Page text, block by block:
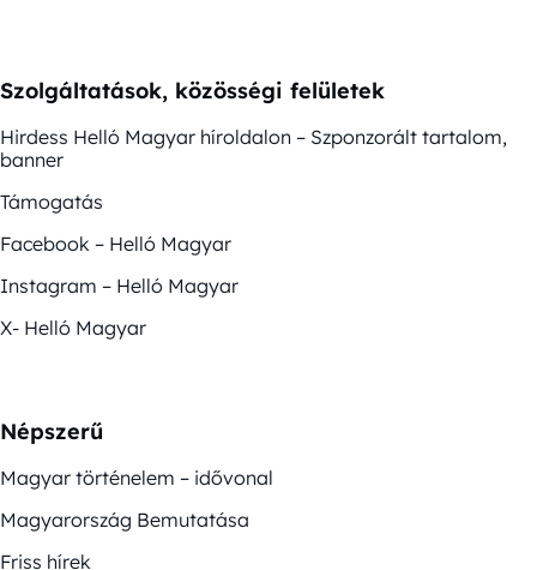
Szolgáltatások, közösségi felületek
Hirdess Helló Magyar híroldalon – Szponzorált tartalom,
banner
Támogatás
Facebook – Helló Magyar
Instagram – Helló Magyar
X- Helló Magyar
Népszerű
Magyar történelem – idővonal
Magyarország Bemutatása
Friss hírek